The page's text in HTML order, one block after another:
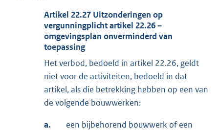
Artikel 22.27 Uitzonderingen op
vergunningplicht artikel 22.26 –
omgevingsplan onverminderd van
toepassing
Het verbod, bedoeld in artikel 22.26, geldt
niet voor de activiteiten, bedoeld in dat
artikel, als die betrekking hebben op een van
de volgende bouwwerken:
a.
een bijbehorend bouwwerk of een